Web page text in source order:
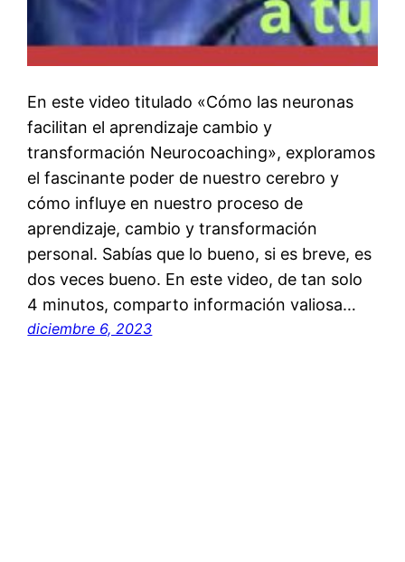
En este video titulado «Cómo las neuronas
facilitan el aprendizaje cambio y
transformación Neurocoaching», exploramos
el fascinante poder de nuestro cerebro y
cómo influye en nuestro proceso de
aprendizaje, cambio y transformación
personal. Sabías que lo bueno, si es breve, es
dos veces bueno. En este video, de tan solo
4 minutos, comparto información valiosa…
diciembre 6, 2023